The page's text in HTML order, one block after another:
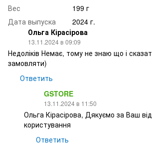
Вес
199 г
Дата выпуска
2024 г.
Ольга Кірасірова
13.11.2024 в 09:09
Недоліків Немає, тому не знаю що і
замовляти)
Ответить
GSTORE
13.11.2024 в 11:50
Ольга Кірасірова, Дякуємо за Ваш
користування
Ответить